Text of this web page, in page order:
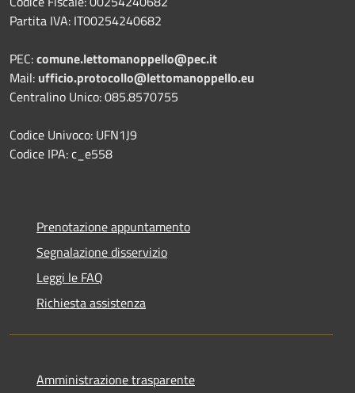
Partita IVA: IT00254240682
PEC:comune.lettomanoppello@pec.it
Mail: ufficio.protocollo@lettomanoppello.eu
Centralino Unico: 085.8570755
Codice Univoco: UFN1J9
Codice IPA: c_e558
Prenotazione appuntamento
Segnalazione disservizio
Leggi le FAQ
Richiesta assistenza
Amministrazione trasparente